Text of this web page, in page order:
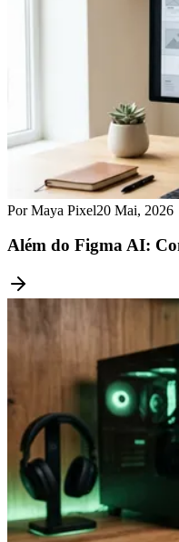
Por Maya Pixel20 Mai, 2026
Além do Figma AI: